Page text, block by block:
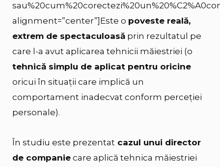
alignment=”center”]Este o poveste reală,
extrem de spectaculoasă prin rezultatul pe
care l-a avut aplicarea tehnicii măiestriei (o
tehnică simplu de aplicat pentru oricine
oricui în situații care implică un
comportament inadecvat conform perceției
personale).
În studiu este prezentat cazul unui director
de companie care aplică tehnica măiestriei